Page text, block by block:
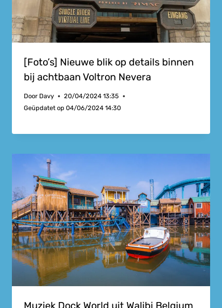
[Foto’s] Nieuwe blik op details binnen
bij achtbaan Voltron Nevera
Door Davy
20/04/2024 13:35
Geüpdatet op 04/06/2024 14:30
Muziek Dock World uit Walibi Belgium